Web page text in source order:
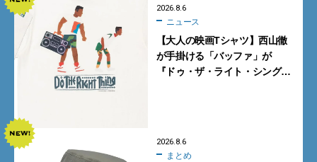
2026.8.6
ニュース
【大人の映画Tシャツ】西山徹
が手掛ける「バッファ」が
『ドゥ・ザ・ライト・シング』
2026.8.6
まとめ